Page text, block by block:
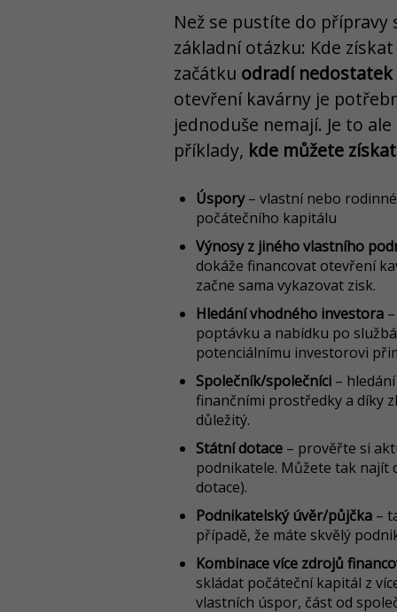
Než se pustíte do
základní otázku: Kde
začátku odradí nedostatek
otevření kavárny je
jednoduše nemají. Je to
příklady, kde můžete
Úspory– vlastní nebo
počátečního kapitálu
Výnosy z jiného vlastního
dokáže financovat otevření
začne sama vykazovat zisk.
Hledání vhodného investora
poptávku a nabídku po
potenciálnímu investorovi
Společník/společníci –
finančními prostředky a díky
důležitý.
Státní dotace – prověřte si
podnikatele. Můžete tak
dotace).
Podnikatelský úvěr/půjčka –
případě, že máte skvělý
Kombinace více zdrojů
skládat počáteční kapitál z
vlastních úspor, část od